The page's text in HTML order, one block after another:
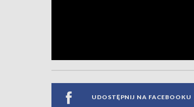
UDOSTĘPNIJ NA FACEBOOKU